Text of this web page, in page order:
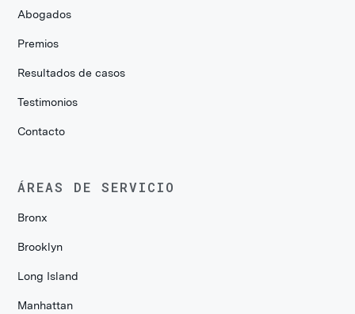
Abogados
Premios
Resultados de casos
Testimonios
Contacto
ÁREAS DE SERVICIO
Bronx
Brooklyn
Long Island
Manhattan